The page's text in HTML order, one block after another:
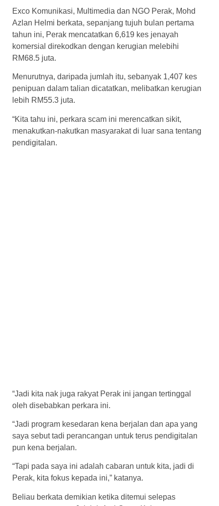
Exco Komunikasi, Multimedia dan NGO Perak, Mohd
Azlan Helmi berkata, sepanjang tujuh bulan pertama
tahun ini, Perak mencatatkan 6,619 kes jenayah
komersial direkodkan dengan kerugian melebihi
RM68.5 juta.
Menurutnya, daripada jumlah itu, sebanyak 1,407 kes
penipuan dalam talian dicatatkan, melibatkan kerugian
lebih RM55.3 juta.
“Kita tahu ini, perkara scam ini merencatkan sikit,
menakutkan-nakutkan masyarakat di luar sana tentang
pendigitalan.
“Jadi kita nak juga rakyat Perak ini jangan tertinggal
oleh disebabkan perkara ini.
“Jadi program kesedaran kena berjalan dan apa yang
saya sebut tadi perancangan untuk terus pendigitalan
pun kena berjalan.
“Tapi pada saya ini adalah cabaran untuk kita, jadi di
Perak, kita fokus kepada ini,” katanya.
Beliau berkata demikian ketika ditemui selepas